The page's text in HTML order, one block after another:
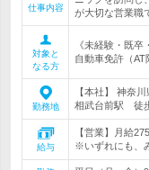
仕事内容
が大切な営業職
対象と
なる方
《未経験・既
自動車免許（AT
勤務地
【本社】 神奈
相武台前駅 徒
給与
【営業】月給
※いずれにも、